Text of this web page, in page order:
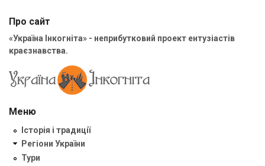
Про сайт
«Україна Інкогніта» - неприбутковий проект ентузіастів
краєзнавства.
Меню
Історія і традиції
Регіони України
Тури